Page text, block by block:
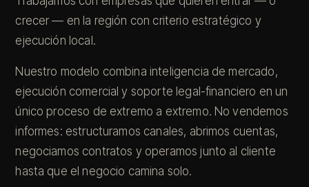
crecer — en la región con criterio estratégico y
ejecución local.
Nuestro modelo combina inteligencia de mercado,
ejecución comercial y soporte legal-financiero en un
único proceso de extremo a extremo. No vendemos
informes: estructuramos canales, abrimos cuentas,
negociamos contratos y operamos junto al cliente
hasta que el negocio camina solo.